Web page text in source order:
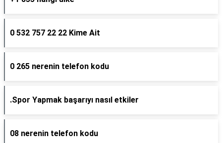
0 532 757 22 22 Kime Ait
0 265 nerenin telefon kodu
.Spor Yapmak başarıyı nasıl etkiler
08 nerenin telefon kodu